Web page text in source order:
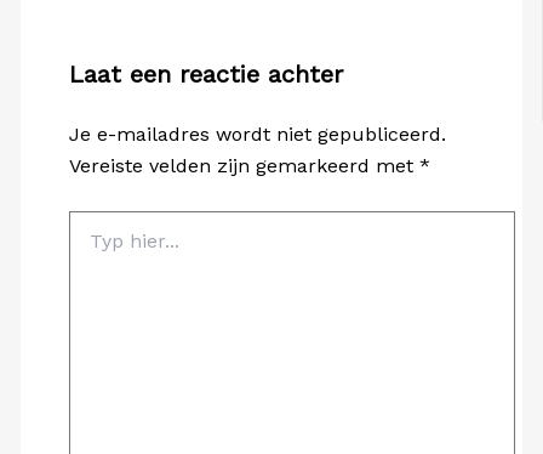
Laat een reactie achter
Je e-mailadres wordt niet gepubliceerd.
Vereiste velden zijn gemarkeerd met *
hier...